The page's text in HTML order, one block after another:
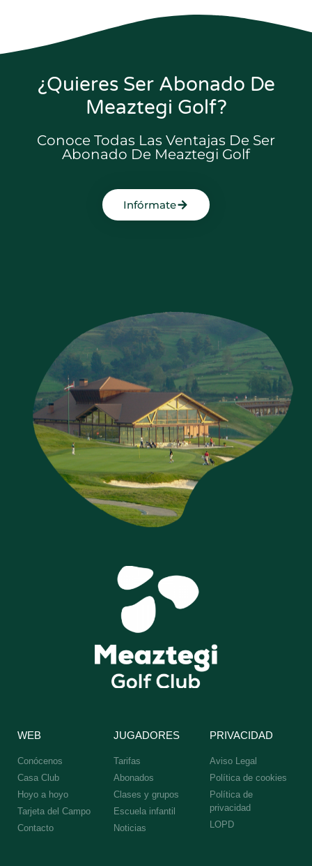
¿Quieres Ser Abonado De
Meaztegi Golf?
Conoce Todas Las Ventajas De Ser
Abonado De Meaztegi Golf
Infórmate
WEB
Conócenos
Casa Club
Hoyo a hoyo
Tarjeta del Campo
Contacto
JUGADORES
Tarifas
Abonados
Clases y grupos
Escuela infantil
Noticias
PRIVACIDAD
Aviso Legal
Política de cookies
Política de
privacidad
LOPD